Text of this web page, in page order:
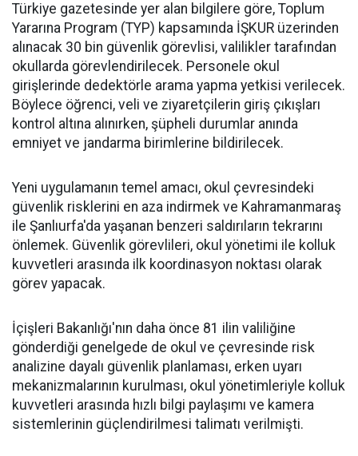
Türkiye gazetesinde yer alan bilgilere göre, Toplum
Yararına Program (TYP) kapsamında İŞKUR üzerinden
alınacak 30 bin güvenlik görevlisi, valilikler tarafından
okullarda görevlendirilecek. Personele okul
girişlerinde dedektörle arama yapma yetkisi verilecek.
Böylece öğrenci, veli ve ziyaretçilerin giriş çıkışları
kontrol altına alınırken, şüpheli durumlar anında
emniyet ve jandarma birimlerine bildirilecek.
Yeni uygulamanın temel amacı, okul çevresindeki
güvenlik risklerini en aza indirmek ve Kahramanmaraş
ile Şanlıurfa'da yaşanan benzeri saldırıların tekrarını
önlemek. Güvenlik görevlileri, okul yönetimi ile kolluk
kuvvetleri arasında ilk koordinasyon noktası olarak
görev yapacak.
İçişleri Bakanlığı'nın daha önce 81 ilin valiliğine
gönderdiği genelgede de okul ve çevresinde risk
analizine dayalı güvenlik planlaması, erken uyarı
mekanizmalarının kurulması, okul yönetimleriyle kolluk
kuvvetleri arasında hızlı bilgi paylaşımı ve kamera
sistemlerinin güçlendirilmesi talimatı verilmişti.